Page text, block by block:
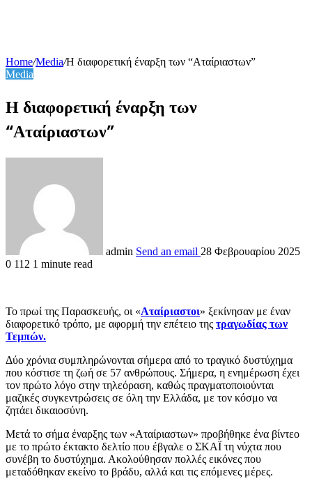
Home/Media/Η διαφορετική έναρξη των “Αταίριαστων”
Media
Η διαφορετική έναρξη των
“Αταίριαστων”
admin Send an email 28 Φεβρουαρίου 2025
0 112 1 minute read
Το πρωί της Παρασκευής, οι «Αταίριαστοι» ξεκίνησαν με έναν
διαφορετικό τρόπο, με αφορμή την επέτειο της τραγωδίας των
Τεμπών.
Δύο χρόνια συμπληρώνονται σήμερα από το τραγικό δυστύχημα
που κόστισε τη ζωή σε 57 ανθρώπους. Σήμερα, η ενημέρωση έχει
τον πρώτο λόγο στην τηλεόραση, καθώς πραγματοποιούνται
μαζικές συγκεντρώσεις σε όλη την Ελλάδα, με τον κόσμο να
ζητάει δικαιοσύνη.
Μετά το σήμα έναρξης των «Αταίριαστων» προβήθηκε ένα βίντεο
με το πρώτο έκτακτο δελτίο που έβγαλε ο ΣΚΑΪ τη νύχτα που
συνέβη το δυστύχημα. Ακολούθησαν πολλές εικόνες που
μεταδόθηκαν εκείνο το βράδυ, αλλά και τις επόμενες μέρες.